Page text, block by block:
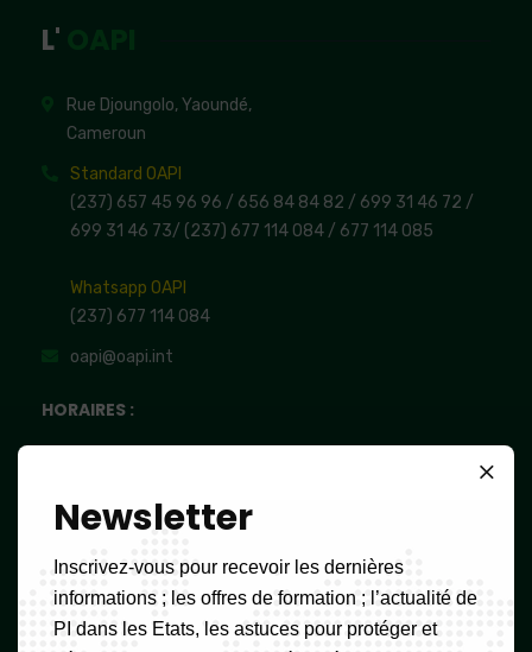
L'
Rue Djoungolo, Yaoundé,
Cameroun
Standard OAPI
(237) 657 45 96 96 / 656 84 84 82 / 699 31 46 72 /
699 31 46 73/ (237) 677 114 084 / 677 114 085
Whatsapp OAPI
(237) 677 114 084
oapi@oapi.int
HORAIRES :
Newsletter
Newsletter
Inscrivez-vous pour recevoir les dernières
informations ; les offres de formation ; l’actualité de
PI dans les Etats, les astuces pour protéger et